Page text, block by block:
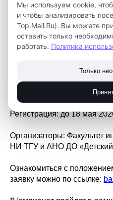
в региональных
летательным аппаратам.
Участникам предстоит в
запрограммировать
выполнить посадку на
Формат участия: команды
Дата проведения: 22 мая
Регистрация: до 18 мая
Организаторы: Факультет
НИ ТГУ и АНО ДО «Детский
Ознакомиться с
заявку можно по ссылке:
Мы используем cookie,
и чтобы анализировать
Top.Mail.Ru). Вы можете
оставить только
работать. Политика
Только